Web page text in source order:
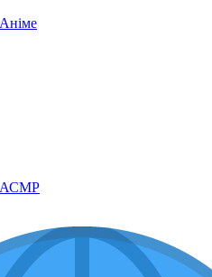
Аніме
АСМР